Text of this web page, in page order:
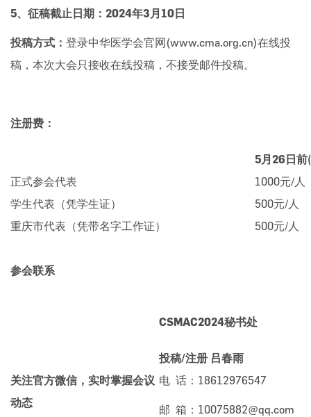
5、 征稿截止日期：2024年3月10日
投稿方式： 登录中华医学会官网(www.cma.org.cn)在线投
稿，本次大会只接收在线投稿，不接受邮件投稿。
注册费：
5月26日前
正式参会代表
1000元/人
学生代表（凭学生证）
500元/人
重庆市代表（凭带名字工作证）
500元/人
参会联系
关注官方微信，实时掌握会议
动态
CSMAC2024秘书处
投稿/注册 吕春雨
电 话：18612976547
邮 箱：10075882@qq.com